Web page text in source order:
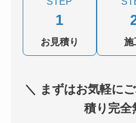
1
お見積り 施
＼ まずはお気軽に
積り完全